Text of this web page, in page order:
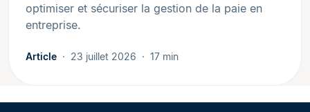
optimiser et sécuriser la gestion de la paie en
entreprise.
Article 23 juillet 2026 17 min